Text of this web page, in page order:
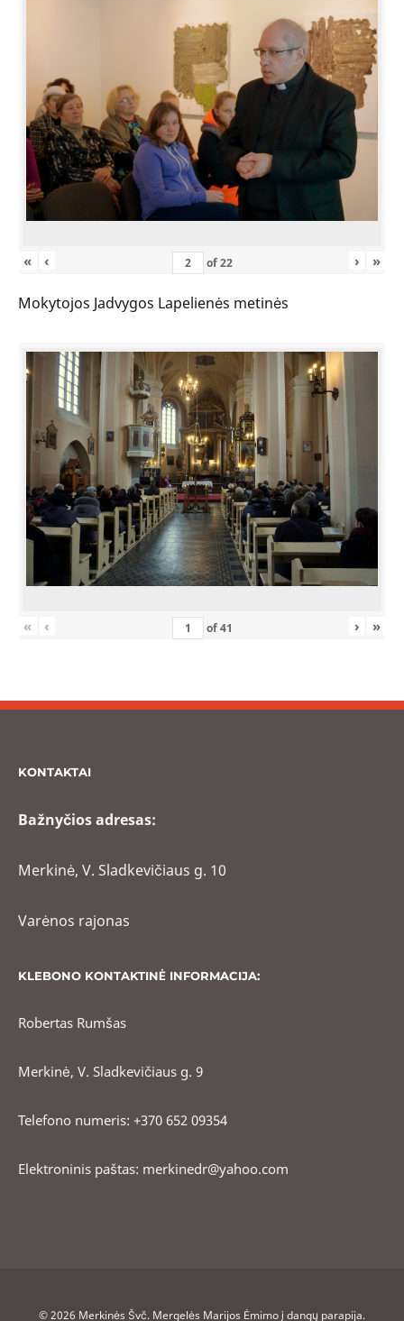
« ‹ of22 › »
Mokytojos Jadvygos Lapelienės metinės
« ‹ of41 › »
KONTAKTAI
Bažnyčios adresas:
Merkinė, V. Sladkevičiaus g. 10
Varėnos rajonas
KLEBONO KONTAKTINĖ INFORMACIJA:
Robertas Rumšas
Merkinė, V. Sladkevičiaus g. 9
Telefono numeris: +370 652 09354
Elektroninis paštas: merkinedr@yahoo.com
© 2026 Merkinės Švč. Mergelės Marijos Ėmimo į dangų parapija.